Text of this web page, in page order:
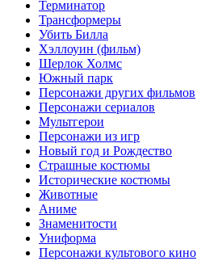
Терминатор
Трансформеры
Убить Билла
Хэллоуин (фильм)
Шерлок Холмс
Южный парк
Персонажи других фильмов
Персонажи сериалов
Мультгерои
Персонажи из игр
Новый год и Рождество
Страшные костюмы
Исторические костюмы
Животные
Аниме
Знаменитости
Униформа
Персонажи культового кино